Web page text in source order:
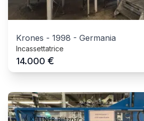
Krones - 1998 - Germania
Incassettatrice
14.000 €